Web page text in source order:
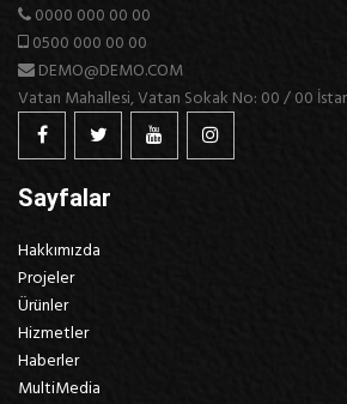
0000 000 00 00
0500 000 00 00
DEMO@DEMO.COM
Vatan Mahallesi, Vatan Sokak No: 00 / 00
Sayfalar
Hakkımızda
Projeler
Ürünler
Hizmetler
Haberler
MultiMedia